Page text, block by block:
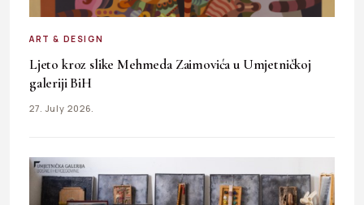
ART & DESIGN
Ljeto kroz slike Mehmeda Zaimovića u Umjetničkoj
galeriji BiH
27. July 2026.